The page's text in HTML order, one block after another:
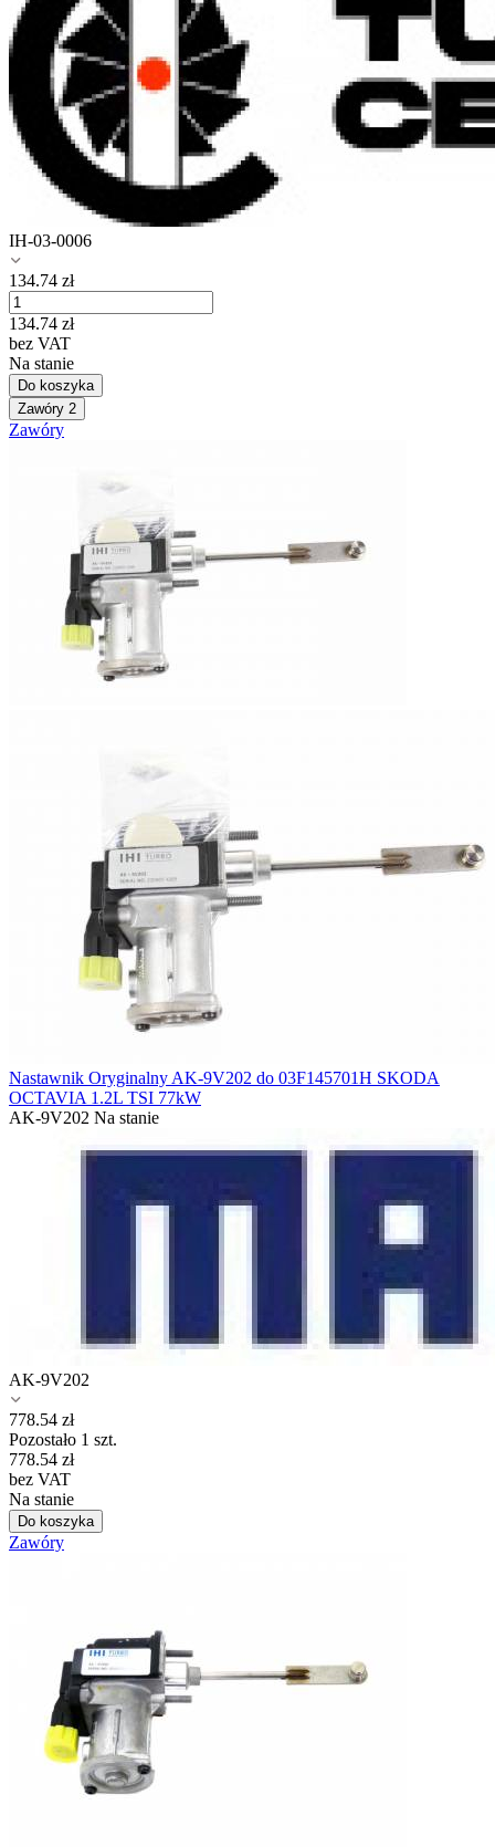
IH-03-0006
134.74 zł
134.74 zł
bez VAT
Na stanie
Do koszyka
Zawóry 2
Zawóry
Nastawnik Oryginalny AK-9V202 do 03F145701H SKODA
OCTAVIA 1.2L TSI 77kW
AK-9V202 Na stanie
AK-9V202
778.54 zł
Pozostało 1 szt.
778.54 zł
bez VAT
Na stanie
Do koszyka
Zawóry